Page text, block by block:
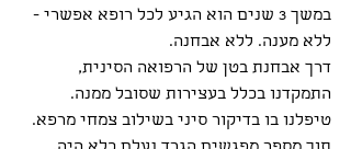
במשך 3 שנים הוא הגיע לכל רופא אפשרי -
ללא מענה. ללא אבחנה.
דרך אבחנת בטן של הרפואה הסינית,
התמקדנו בכלל בעצירות שסובל ממנה.
טיפלנו בו בדיקור סיני בשילוב צמחי מרפא.